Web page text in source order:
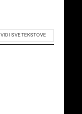
VIDI SVE TEKSTOVE